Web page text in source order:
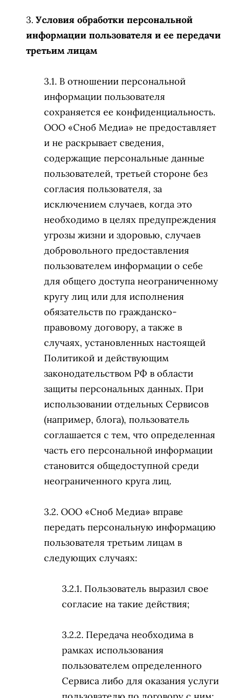
Условия обработки персональной
информации пользователя и ее передачи
третьим лицам
В отношении персональной
информации пользователя
сохраняется ее конфиденциальность.
ООО «Сноб Медиа» не предоставляет
и не раскрывает сведения,
содержащие персональные данные
пользователей, третьей стороне без
согласия пользователя, за
исключением случаев, когда это
необходимо в целях предупреждения
угрозы жизни и здоровью, случаев
добровольного предоставления
пользователем информации о себе
для общего доступа неограниченному
кругу лиц или для исполнения
обязательств по гражданско-
правовому договору, а также в
случаях, установленных настоящей
Политикой и действующим
законодательством РФ в области
защиты персональных данных. При
использовании отдельных Сервисов
(например, блога), пользователь
соглашается с тем, что определенная
часть его персональной информации
становится общедоступной среди
неограниченного круга лиц.
ООО «Сноб Медиа» вправе
передать персональную информацию
пользователя третьим лицам в
следующих случаях:
Пользователь выразил свое
согласие на такие действия;
Передача необходима в
рамках использования
пользователем определенного
Сервиса либо для оказания услуги